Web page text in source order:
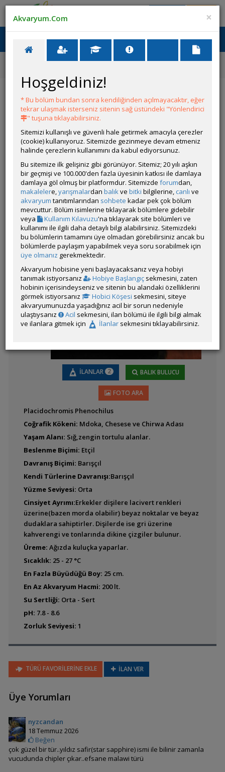
Ana Menü
Ana Sayfa
Tatlı Su Canlıları
Malawi Cichlidleri
Placidochromis phenochilus
Grubun Diğer Türleri
Liste
Şeker Pembe
Calico
Aristochromis Christyi
Astatotilapia calliptera
' chizumulu '
Buccochromis
heterotaenia
Buccochromis lepturus
rhoadesii (Sarı
Champsochromis
caeruleus (Trout
Cichlid)
İLANLAR 2 BALIK BULUCU
FOTO ARA
Latince
Adı:
Placidochromis Phenochilus
Coğrafik Kökeni: Mdoka, Chesese ve Chirwa Adası
Yaşam Alanı: Sığ,zengin tortulu alanlar.
Beslenme Biçimi: Etçil
Davranış Biçimi: Barışçıl
Kendi Türlerine Davranışı:Barışçıl
Yüzme Seviyesi: Orta
Cinsiyet Ayrımı:Erkekler dişilere lacivert renkleri
üzerine(bazen morda olabilir) beyaz noktalar ve beyaz
dudaklara sahiptirler. Dişilerde ise gri üzerine
kahverengi ve tonlarında dikine çizgiler bulunur.
Üreme: Ağızda kuluçka yaparlar.
Sıcaklık: 25 - 27 °C
En Fazla Büyüdüğü Boy: 25 cm.
En Az Akvaryum Hacmi: 200 lt.
Su Sertliği: Orta - Sert
pH: 7.8 - 8.6
Zorluk Seviyesi: 1
TÜRÜ FAVORİLERİNE EKLE İLAN VER
Üye Yorumları
nyzcandan
18 Temmuz 2026
Beğen
çok güzel bir tür..yıldız safir(star sapphire) ismi ile bilinir zamanla
vucudunda chipler çıkar..efsane malawi türü
×
Akvaryum.Com
Hoşgeldiniz!
* Bu bölüm bundan sonra kendiliğinden açılmayacaktır, eğer
tekrar ulaşmak isterseniz sitenin sağ üstündeki "Yönlendirici
" tuşuna tıklayabilirsiniz.
Sitemizi kullanışlı ve güvenli hale getirmek amacıyla çerezler
(cookie) kullanıyoruz. Sitemizde gezinmeye devam etmeniz
halinde çerezlerin kullanımını da kabul ediyorsunuz.
Bu sitemize ilk gelişiniz gibi görünüyor. Sitemiz; 20 yılı aşkın
bir geçmişi ve 100.000'den fazla üyesinin katkısı ile damlaya
damlaya göl olmuş bir platformdur. Sitemizde forumdan,
makalelere,yarışmalardan balıkve bitki bilgilerine, canlı ve
akvaryum tanıtımlarından sohbete kadar pek çok bölüm
mevcuttur. Bölüm isimlerine tıklayarak bölümlere gidebilir
veya
Kullanım Kılavuzu'na tıklayarak site bölümleri ve
kullanımı ile ilgili daha detaylı bilgi alabilirsiniz. Sitemizdeki
bu bölümlerin tamamını üye olmadan görebilirsiniz ancak bu
bölümlerde paylaşım yapabilmek veya soru sorabilmek için
üye olmanız gerekmektedir.
Akvaryum hobisine yeni başlayacaksanız veya hobiyi
tanımak istiyorsanız
Hobiye Başlangıç sekmesini, zaten
hobinin içerisindeyseniz ve sitenin bu alandaki özelliklerini
görmek istiyorsanız
Hobici Köşesi sekmesini, siteye
akvaryumunuzda yaşadığınız acil bir sorun nedeniyle
ulaştıysanız
Acil sekmesini, ilan bölümü ile ilgili bilgi almak
ve ilanlara gitmek için
İlanlar sekmesini tıklayabilirsiniz.